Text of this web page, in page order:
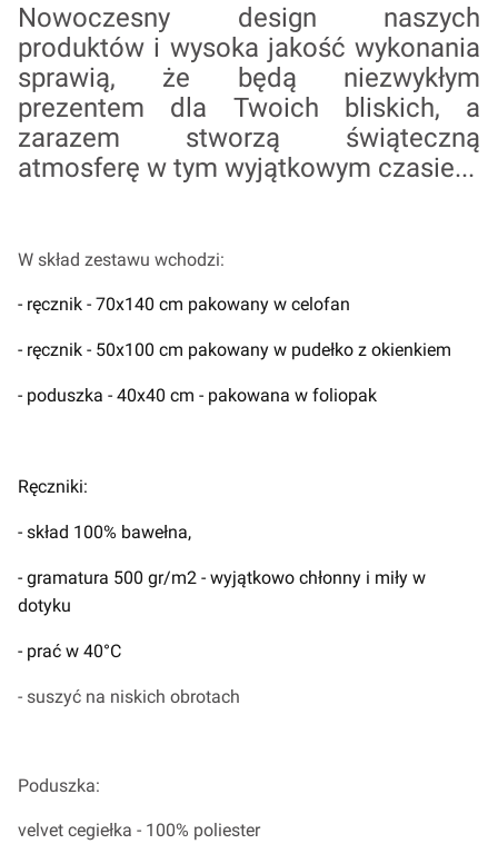
Nowoczesny design naszych
produktów i wysoka jakość wykonania
sprawią, że będą niezwykłym
prezentem dla Twoich bliskich, a
zarazem stworzą świąteczną
atmosferę w tym wyjątkowym czasie...
W skład zestawu wchodzi:
- ręcznik - 70x140 cm pakowany w celofan
- ręcznik - 50x100 cm pakowany w pudełko z okienkiem
- poduszka - 40x40 cm - pakowana w foliopak
Ręczniki:
- skład 100% bawełna,
- gramatura 500 gr/m2 - wyjątkowo chłonny i miły w
dotyku
- prać w 40°C
- suszyć na niskich obrotach
Poduszka:
velvet cegiełka - 100% poliester